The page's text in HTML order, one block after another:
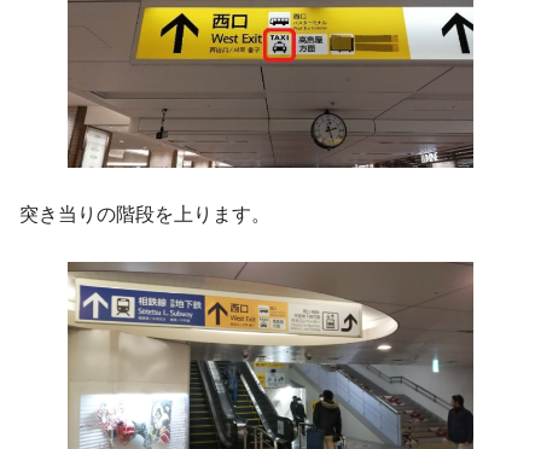
突き当りの階段を上ります。